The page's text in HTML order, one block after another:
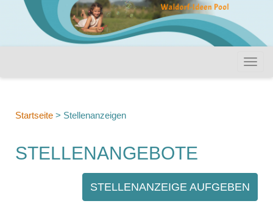
Startseite > Stellenanzeigen
STELLENANGEBOTE
STELLENANZEIGE AUFGEBEN